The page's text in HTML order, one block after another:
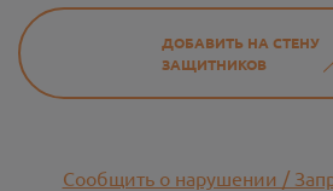
ДОБАВИТЬ НА СТЕНУ
ЗАЩИТНИКОВ
Сообщить о нарушении /